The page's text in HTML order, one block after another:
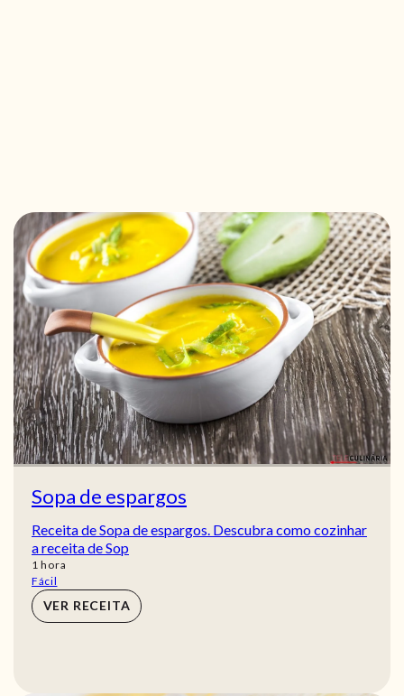
Sopa de espargos
Receita de Sopa de espargos. Descubra como cozinhar
a receita de Sop
1 hora
hora
Fácil
VER RECEITA